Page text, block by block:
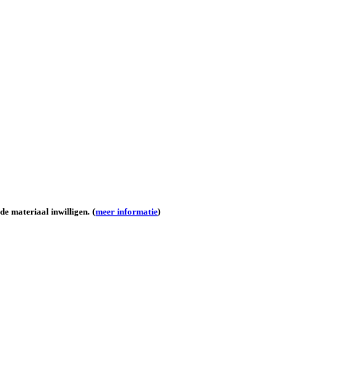
materiaal inwilligen. (meer informatie)